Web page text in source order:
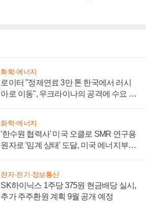
화학·에너지
로이터 "정제연료 3만 톤 한국에서 러시
아로 이동", 우크라이나의 공격에 수요 늘
화학·에너지
'한수원 협력사' 미국 오클로 SMR 연구용
원자로 '임계 상태' 도달, 미국 에너지부
전자·전기·정보통신
SK하이닉스 1주당 375원 현금배당 실시,
추가 주주환원 계획 9월 공개 예정